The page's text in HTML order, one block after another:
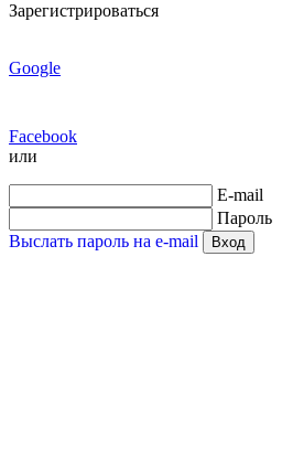
Зарегистрироваться
Google
Facebook
или
E-mail
Пароль
Выслать пароль на e-mail
Вход